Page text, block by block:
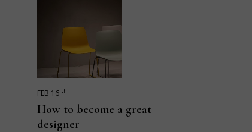
FEB 16 th
How to become a great
designer